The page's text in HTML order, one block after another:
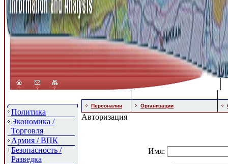
Политика
Экономика /
Торговля
Армия / ВПК
Безопасность /
Разведка
Персоналии Организации
Авторизация
Имя: